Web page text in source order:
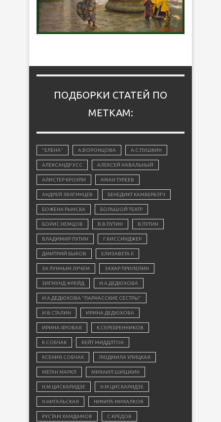
ПОДБОРКИ СТАТЕЙ ПО
МЕТКАМ:
"ЕЛЕНА" А.ВОРОНЦОВА А.С.ПУШКИН
АЛЕКСАНДР УСС АЛЕКСЕЙ НАВАЛЬНЫЙ
АЛИСТЕР КРОУЛИ АМАН ТУЛЕЕВ
АНДРЕЙ ЗВЯГИНЦЕВ БЕНЕДИКТ КАМБЕРБЭТЧ
БОЖЕНА РЫНСКА БОЛЬШОЙ ТЕАТР
БОРИС НЕМЦОВ В.В.ПУТИН В.ПУТИН
ВЛАДИМИР ПУТИН Г.КИССИНДЖЕР
ДМИТРИЙ БЫКОВ ЕЛИЗАВЕТА II
ЗА ЛУННЫМ ЛУЧЕМ ЗАХАР ПРИЛЕПИН
ЗИГМУНД ФРЕЙД И.А.ДЕДЮХОВА
И.А.ДЕДЮХОВА "ПАРНАССКИЕ СЁСТРЫ"
И.В.СТАЛИН ИРИНА ДЕДЮХОВА
ИРИНА ЯРОВАЯ К.СЕРЕБРЕННИКОВ
К.СОБЧАК КЕЙТ МИДДЛТОН
КСЕНИЯ СОБЧАК ЛЮДМИЛА УЛИЦКАЯ
МЕГАН МАРКЛ МИХАИЛ ШИШКИН
Н.М.ЦИСКАРИДЗЕ Н.М.ЦИСКАРИДЗЕ
Н.НИГАЛЬСКАЯ НИКИТА МИХАЛКОВ
РУСТАМ ХАМДАМОВ С.КРЕДОВ